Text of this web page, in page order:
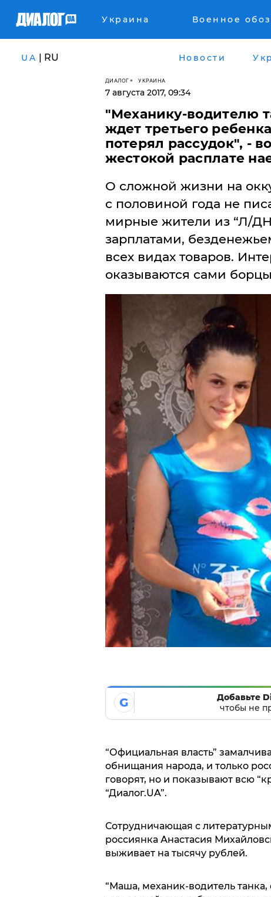
Украина Военное
UA | RU Новости
ДИАЛОГ УКРАИНА
7 августа 2017, 09:34
"Механику-водителю
ждет третьего
потерял рассудок", -
жестокой расплате
​О сложной жизни на
с половиной года не
мирные жители из “Л/
зарплатами,
всех видах товаров.
оказываются сами
G
Добавьте
чтобы не
“Официальная власть”
обнищания народа, и только
говорят, но и показывают всю
“Диалог.UA”.
Сотрудничающая с
россиянка Анастасия
выживает на тысячу рублей.
“Маша, механик-водитель танка,